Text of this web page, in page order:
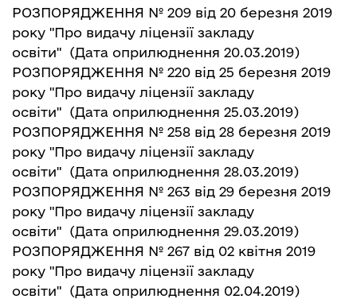
РОЗПОРЯДЖЕННЯ № 209 від 20 березня 2019
року "Про видачу ліцензії закладу
освіти" (Дата оприлюднення 20.03.2019)
РОЗПОРЯДЖЕННЯ № 220 від 25 березня 2019
року "Про видачу ліцензії закладу
освіти" (Дата оприлюднення 25.03.2019)
РОЗПОРЯДЖЕННЯ № 258 від 28 березня 2019
року "Про видачу ліцензії закладу
освіти" (Дата оприлюднення 28.03.2019)
РОЗПОРЯДЖЕННЯ № 263 від 29 березня 2019
року "Про видачу ліцензії закладу
освіти" (Дата оприлюднення 29.03.2019)
РОЗПОРЯДЖЕННЯ № 267 від 02 квітня 2019
року "Про видачу ліцензії закладу
освіти" (Дата оприлюднення 02.04.2019)